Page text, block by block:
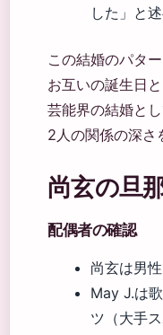
した」と
この結婚のパタ
お互いの誕生日
芸能界の結婚と
2人の関係の深さ
尚玄の旦
配偶者の確認
尚玄は男
May J.は
ツ（大手